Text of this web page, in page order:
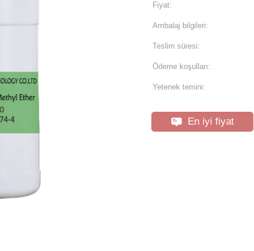
Fiyat:
Ambalaj bilgileri:
Teslim süresi:
Ödeme koşulları:
Yetenek temini:
En iyi fiyat